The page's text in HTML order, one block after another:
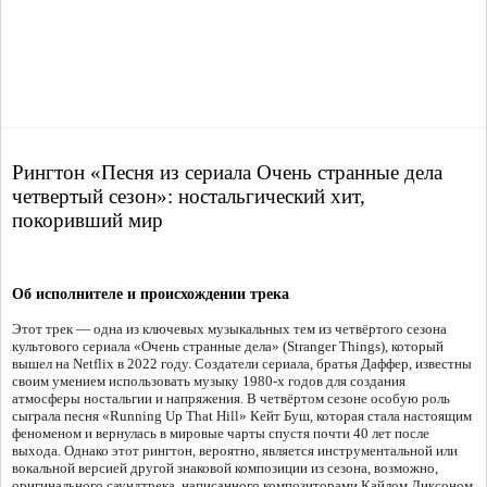
Рингтон «Песня из сериала Очень странные дела
четвертый сезон»: ностальгический хит,
покоривший мир
Об исполнителе и происхождении трека
Этот трек — одна из ключевых музыкальных тем из четвёртого сезона
культового сериала «Очень странные дела» (Stranger Things), который
вышел на Netflix в 2022 году. Создатели сериала, братья Даффер, известны
своим умением использовать музыку 1980-х годов для создания
атмосферы ностальгии и напряжения. В четвёртом сезоне особую роль
сыграла песня «Running Up That Hill» Кейт Буш, которая стала настоящим
феноменом и вернулась в мировые чарты спустя почти 40 лет после
выхода. Однако этот рингтон, вероятно, является инструментальной или
вокальной версией другой знаковой композиции из сезона, возможно,